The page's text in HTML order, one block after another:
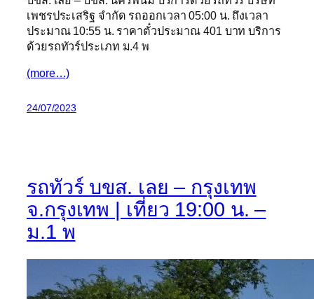
เพชรประเสริฐ จำกัด รถออกเวลา 05:00 น. ถึงเวลา
ประมาณ 10:55 น. ราคาตั๋วประมาณ 401 บาท บริการ
ด้วยรถทัวร์ประเภท ม.4 พ
(more…)
24/07/2023
รถทัวร์ บขส. เลย – กรุงเทพ
จ.กรุงเทพ | เที่ยว 19:00 น. –
ม.1 พ